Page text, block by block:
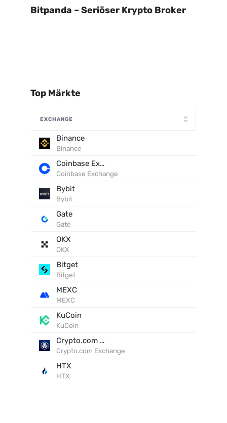
Bitpanda – Seriöser Krypto Broker
Top Märkte
EXCHANGE
Binance
Binance
Coinbase Exchange
Coinbase Exchange
Bybit
Bybit
Gate
Gate
OKX
OKX
Bitget
Bitget
MEXC
MEXC
KuCoin
KuCoin
Crypto.com Exchange
Crypto.com Exchange
HTX
HTX